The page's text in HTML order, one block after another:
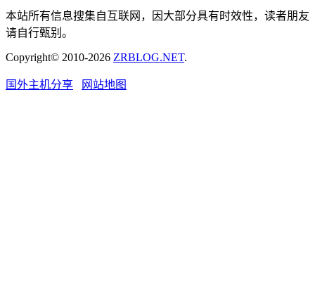
本站所有信息搜集自互联网，因大部分具有时效性，读者朋友
请自行甄别。
Copyright© 2010-2026 ZRBLOG.NET.
国外主机分享 网站地图